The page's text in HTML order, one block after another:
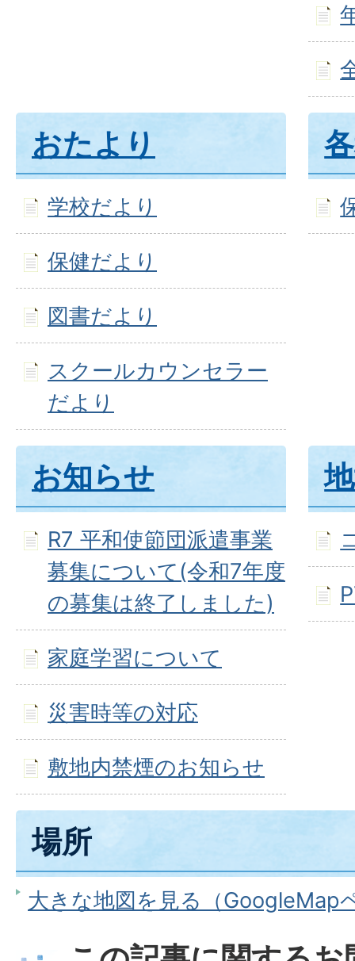
おたより
学校だより
保健だより
図書だより
スクールカウンセラー
だより
お知らせ
R7 平和使節団派遣事業
募集について(令和7年度
の募集は終了しました)
家庭学習について
災害時等の対応
敷地内禁煙のお知らせ
場所
大きな地図を見る（GoogleMap